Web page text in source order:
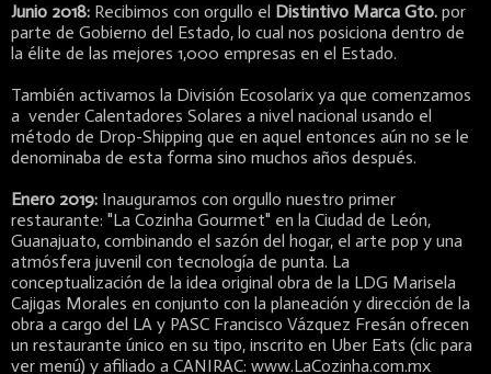
Junio 2018: Recibimos con orgullo el Distintivo Marca Gto. por
parte de Gobierno del Estado, lo cual nos posiciona dentro de
la élite de las mejores 1,000 empresas en el Estado.
También activamos la División Ecosolarix ya que comenzamos
a vender Calentadores Solares a nivel nacional usando el
método de Drop-Shipping que en aquel entonces aún no se le
denominaba de esta forma sino muchos años después.
Enero 2019: Inauguramos con orgullo nuestro primer
restaurante: "La Cozinha Gourmet" en la Ciudad de León,
Guanajuato, combinando el sazón del hogar, el arte pop y una
atmósfera juvenil con tecnología de punta. La
conceptualización de la idea original obra de la LDG Marisela
Cajigas Morales en conjunto con la planeación y dirección de la
obra a cargo del LA y PASC Francisco Vázquez Fresán ofrecen
un restaurante único en su tipo, inscrito en Uber Eats (clic para
ver menú) y afiliado a CANIRAC: www.LaCozinha.com.mx